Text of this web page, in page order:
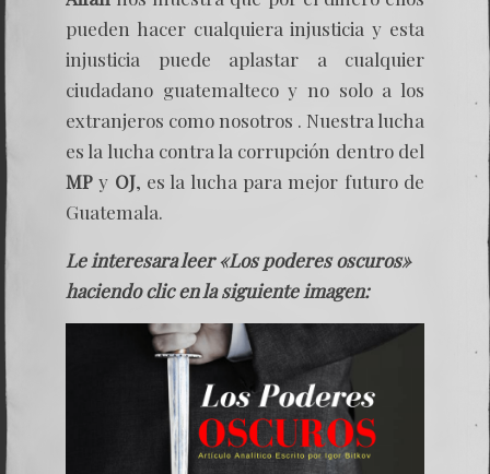
pueden hacer cualquiera injusticia y esta
injusticia puede aplastar a cualquier
ciudadano guatemalteco y no solo a los
extranjeros como nosotros . Nuestra lucha
es la lucha contra la corrupción dentro del
MP y OJ, es la lucha para mejor futuro de
Guatemala.
Le interesara leer «Los poderes oscuros»
haciendo clic en la siguiente imagen: